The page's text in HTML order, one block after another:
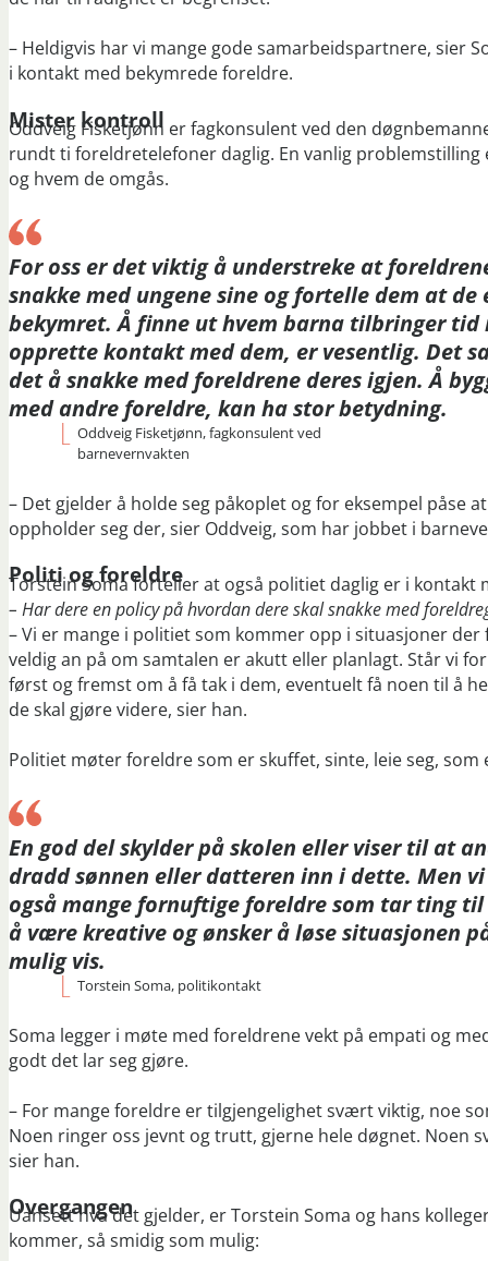
– Heldigvis har vi mange gode samarbeidspartnere, sier
i kontakt med bekymrede foreldre.
Mister kontroll
Oddveig Fisketjønn er fagkonsulent ved den
rundt ti foreldretelefoner daglig. En vanlig
og hvem de omgås.
For oss er det viktig å understreke at
snakke med ungene sine og fortelle dem at de
bekymret. Å finne ut hvem barna tilbringer tid
opprette kontakt med dem, er vesentlig. Det
det å snakke med foreldrene deres igjen. Å
med andre foreldre, kan ha stor betydning.
Oddveig Fisketjønn, fagkonsulent ved
barnevernvakten
– Det gjelder å holde seg påkoplet og for eksempel påse
oppholder seg der, sier Oddveig, som har jobbet i
Politi og foreldre
Torstein Soma forteller at også politiet daglig er i kontakt
– Har dere en policy på hvordan dere skal snakke med
– Vi er mange i politiet som kommer opp i situasjoner
veldig an på om samtalen er akutt eller planlagt. Står vi
først og fremst om å få tak i dem, eventuelt få noen til å
de skal gjøre videre, sier han.
Politiet møter foreldre som er skuffet, sinte, leie seg,
En god del skylder på skolen eller viser til at
dradd sønnen eller datteren inn i dette. Men
også mange fornuftige foreldre som tar ting til
å være kreative og ønsker å løse situasjonen
mulig vis.
Torstein Soma, politikontakt
Soma legger i møte med foreldrene vekt på empati og
godt det lar seg gjøre.
– For mange foreldre er tilgjengelighet svært viktig, noe
Noen ringer oss jevnt og trutt, gjerne hele døgnet. Noen
sier han.
Overgangen
Uansett hva det gjelder, er Torstein Soma og hans
kommer, så smidig som mulig: